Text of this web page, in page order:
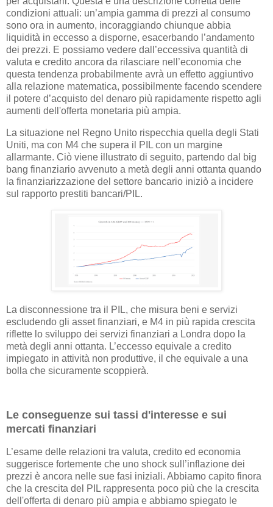
condizioni attuali: un’ampia gamma di prezzi al consumo
sono ora in aumento, incoraggiando chiunque abbia
liquidità in eccesso a disporne, esacerbando l’andamento
dei prezzi. E possiamo vedere dall’eccessiva quantità di
valuta e credito ancora da rilasciare nell’economia che
questa tendenza probabilmente avrà un effetto aggiuntivo
alla relazione matematica, possibilmente facendo scendere
il potere d’acquisto del denaro più rapidamente rispetto agli
aumenti dell'offerta monetaria più ampia.
La situazione nel Regno Unito rispecchia quella degli Stati
Uniti, ma con M4 che supera il PIL con un margine
allarmante. Ciò viene illustrato di seguito, partendo dal big
bang finanziario avvenuto a metà degli anni ottanta quando
la finanziarizzazione del settore bancario iniziò a incidere
sul rapporto prestiti bancari/PIL.
La disconnessione tra il PIL, che misura beni e servizi
escludendo gli asset finanziari, e M4 in più rapida crescita
riflette lo sviluppo dei servizi finanziari a Londra dopo la
metà degli anni ottanta. L’eccesso equivale a credito
impiegato in attività non produttive, il che equivale a una
bolla che sicuramente scoppierà.
Le conseguenze sui tassi d'interesse e sui
mercati finanziari
L’esame delle relazioni tra valuta, credito ed economia
suggerisce fortemente che uno shock sull’inflazione dei
prezzi è ancora nelle sue fasi iniziali. Abbiamo capito finora
che la crescita del PIL rappresenta poco più che la crescita
dell'offerta di denaro più ampia e abbiamo spiegato le